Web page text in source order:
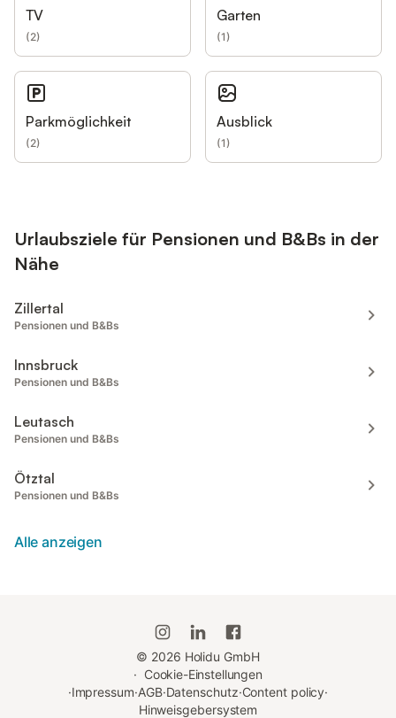
TV
(2)
Garten
(1)
Parkmöglichkeit
(2)
Ausblick
(1)
Urlaubsziele für Pensionen und B&Bs in der
Nähe
Zillertal
Pensionen und B&Bs
Innsbruck
Pensionen und B&Bs
Leutasch
Pensionen und B&Bs
Ötztal
Pensionen und B&Bs
Alle anzeigen
© 2026 Holidu GmbH
· Cookie-Einstellungen
·Impressum·AGB·Datenschutz·Content policy·
Hinweisgebersystem